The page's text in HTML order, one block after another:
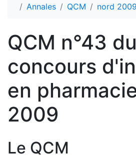
Annales
QCM nord 2009
QCM n°43 du
concours
en
2009
Le QCM